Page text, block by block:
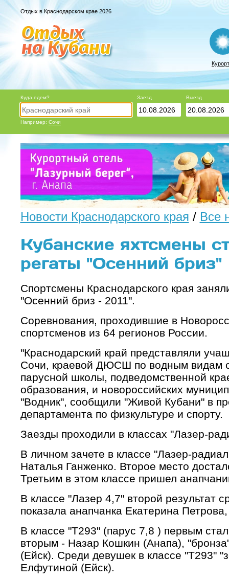
Отдых в Краснодарском крае 2026
Куда едем?
Например: Сочи
Заезд Выезд
Новости Краснодарского края / Все
Кубанские яхтсмены
регаты "Осенний бриз"
Спортсмены Краснодарского края
"Осенний бриз - 2011".
Соревнования, проходившие в
спортсменов из 64 регионов России.
"Краснодарский край представляли
Сочи, краевой ДЮСШ по водным видам
парусной школы, подведомственной
образования, и новороссийских
"Водник", сообщили "Живой Кубани" в
департамента по физкультуре и спорту.
Заезды проходили в классах "Лазер-
В личном зачете в классе "Лазер-
Наталья Ганженко. Второе место
Третьим в этом классе пришел
В классе "Лазер 4,7" второй результат
показала анапчанка Екатерина
В классе "T293" (парус 7,8 ) первым
вторым - Назар Кошкин (Анапа),
(Ейск). Среди девушек в классе "T293"
Елфутиной (Ейск).